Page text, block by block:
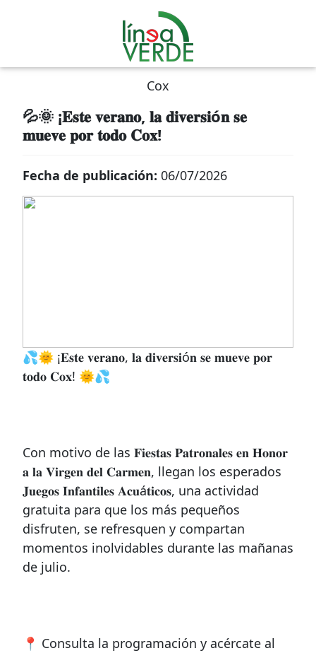
Cox
💦🌞 ¡𝐄𝐬𝐭𝐞 𝐯𝐞𝐫𝐚𝐧𝐨, 𝐥𝐚 𝐝𝐢𝐯𝐞𝐫𝐬𝐢ó𝐧 𝐬𝐞
𝐦𝐮𝐞𝐯𝐞 𝐩𝐨𝐫 𝐭𝐨𝐝𝐨 𝐂𝐨𝐱!
Fecha de publicación: 06/07/2026
💦🌞 ¡𝐄𝐬𝐭𝐞 𝐯𝐞𝐫𝐚𝐧𝐨, 𝐥𝐚 𝐝𝐢𝐯𝐞𝐫𝐬𝐢ó𝐧 𝐬𝐞 𝐦𝐮𝐞𝐯𝐞 𝐩𝐨𝐫
𝐭𝐨𝐝𝐨 𝐂𝐨𝐱! 🌞💦
Con motivo de las 𝐅𝐢𝐞𝐬𝐭𝐚𝐬 𝐏𝐚𝐭𝐫𝐨𝐧𝐚𝐥𝐞𝐬 𝐞𝐧 𝐇𝐨𝐧𝐨𝐫
𝐚 𝐥𝐚 𝐕𝐢𝐫𝐠𝐞𝐧 𝐝𝐞𝐥 𝐂𝐚𝐫𝐦𝐞𝐧, llegan los esperados
𝐉𝐮𝐞𝐠𝐨𝐬 𝐈𝐧𝐟𝐚𝐧𝐭𝐢𝐥𝐞𝐬 𝐀𝐜𝐮á𝐭𝐢𝐜𝐨𝐬, una actividad
gratuita para que los más pequeños
disfruten, se refresquen y compartan
momentos inolvidables durante las mañanas
de julio.
📍 Consulta la programación y acércate al